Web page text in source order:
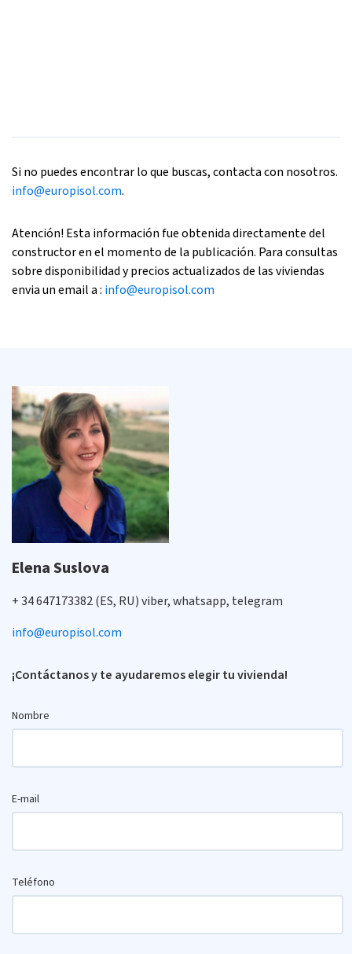
Si no puedes encontrar lo que buscas, contacta con nosotros.
info@europisol.com.
Atención! Esta información fue obtenida directamente del
constructor en el momento de la publicación. Para consultas
sobre disponibilidad y precios actualizados de las viviendas
envia un email a : info@europisol.com
Elena Suslova
+ 34 647173382 (ES, RU) viber, whatsapp, telegram
info@europisol.com
¡Contáctanos y te ayudaremos elegir tu vivienda!
Nombre
E-mail
Teléfono